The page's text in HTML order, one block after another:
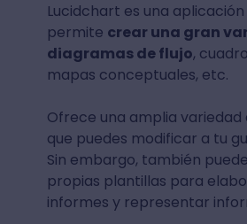
Lucidchart es una
permite crear una gran
diagramas de flujo,
mapas conceptuales, etc.
Ofrece una amplia variedad
que puedes modificar a tu
Sin embargo, también
propias plantillas para
informes y representar